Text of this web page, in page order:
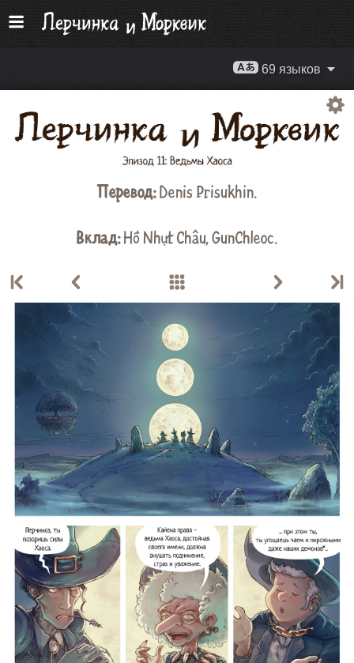
69 языков
Перевод:Denis Prisukhin.
Вклад:Hồ Nhựt Châu,GunChleoc.